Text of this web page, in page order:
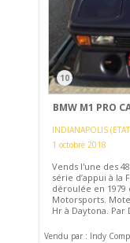
10
BMW M1 PRO
INDIANAPOLIS
1 octobre 2018
Vends l'une des
série d’appui à la
déroulée en 1979
Motorsports.
Hr à Daytona.
Vendu par : Indy